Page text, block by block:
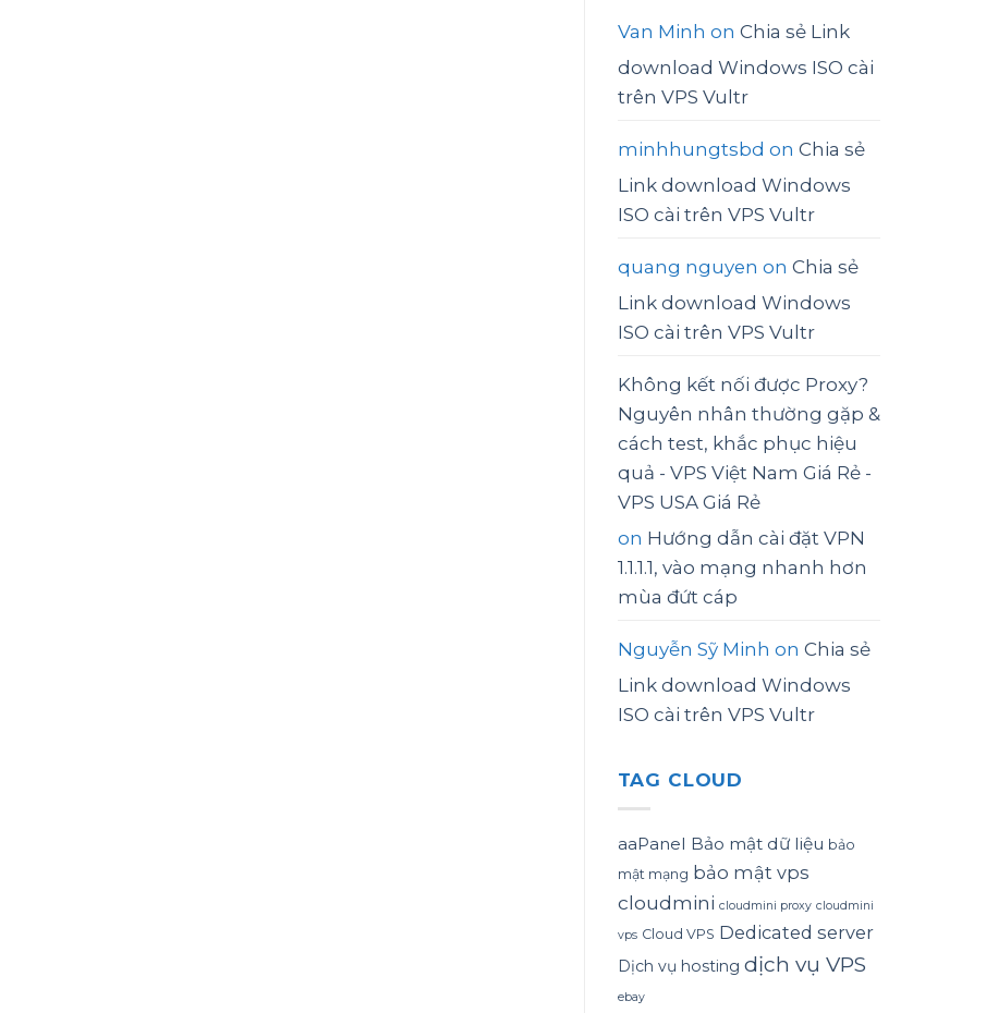
Van Minh on Chia sẻ Link
download Windows ISO cài
trên VPS Vultr
minhhungtsbd on Chia sẻ
Link download Windows
ISO cài trên VPS Vultr
quang nguyen on Chia sẻ
Link download Windows
ISO cài trên VPS Vultr
Không kết nối được Proxy?
Nguyên nhân thường gặp &
cách test, khắc phục hiệu
quả - VPS Việt Nam Giá Rẻ -
VPS USA Giá Rẻ
on Hướng dẫn cài đặt VPN
1.1.1.1, vào mạng nhanh hơn
mùa đứt cáp
Nguyễn Sỹ Minh on Chia sẻ
Link download Windows
ISO cài trên VPS Vultr
TAG CLOUD
aaPanel Bảo mật dữ liệu bảo
mật mạng bảo mật vps
cloudmini cloudmini proxy cloudmini
vps Cloud VPS Dedicated server
Dịch vụ hosting dịch vụ VPS
ebay